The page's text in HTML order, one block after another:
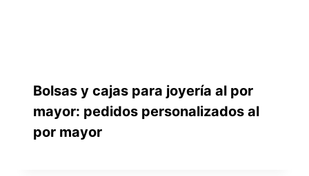
Bolsas y cajas para joyería al por
mayor: pedidos personalizados al
por mayor